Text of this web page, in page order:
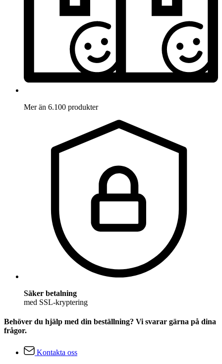
Mer än 6.100 produkter
Säker betalning
med SSL-kryptering
Behöver du hjälp med din beställning? Vi svarar gärna på dina
frågor.
Kontakta oss